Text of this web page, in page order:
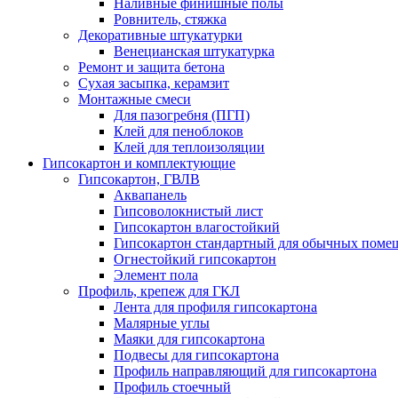
Наливные финишные полы
Ровнитель, стяжка
Декоративные штукатурки
Венецианская штукатурка
Ремонт и защита бетона
Сухая засыпка, керамзит
Монтажные смеси
Для пазогребня (ПГП)
Клей для пеноблоков
Клей для теплоизоляции
Гипсокартон и комплектующие
Гипсокартон, ГВЛВ
Аквапанель
Гипсоволокнистый лист
Гипсокартон влагостойкий
Гипсокартон стандартный для обычных
Огнестойкий гипсокартон
Элемент пола
Профиль, крепеж для ГКЛ
Лента для профиля гипсокартона
Малярные углы
Маяки для гипсокартона
Подвесы для гипсокартона
Профиль направляющий для гипсокартона
Профиль стоечный